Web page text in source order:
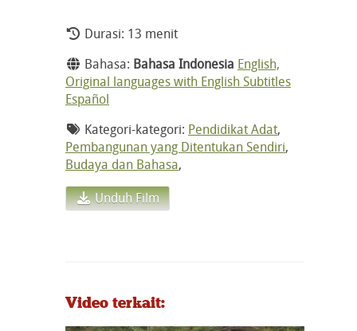
Durasi: 13 menit
Bahasa: Bahasa Indonesia English,
Original languages with English Subtitles
Español
Kategori-kategori: Pendidikat Adat,
Pembangunan yang Ditentukan Sendiri,
Budaya dan Bahasa,
Unduh Film
Video terkait: